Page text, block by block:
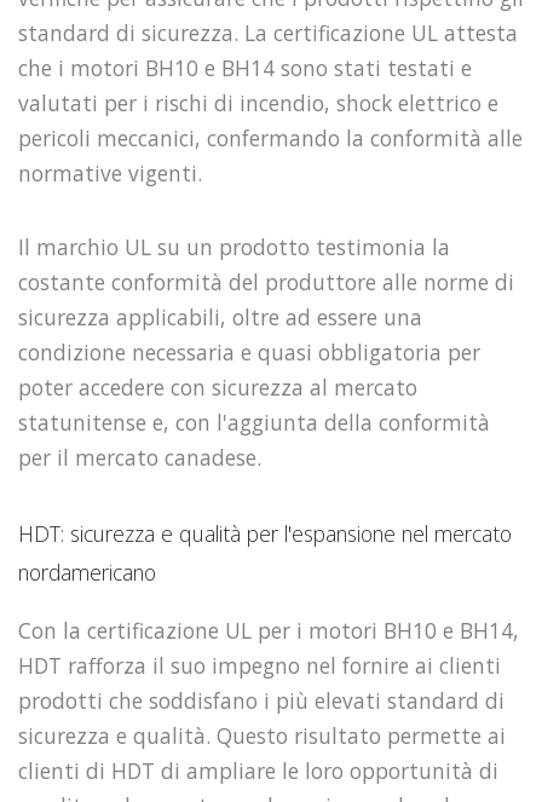
standard di sicurezza. La certificazione UL attesta
che i motori BH10 e BH14 sono stati testati e
valutati per i rischi di incendio, shock elettrico e
pericoli meccanici, confermando la conformità alle
normative vigenti.
Il marchio UL su un prodotto testimonia la
costante conformità del produttore alle norme di
sicurezza applicabili, oltre ad essere una
condizione necessaria e quasi obbligatoria per
poter accedere con sicurezza al mercato
statunitense e, con l'aggiunta della conformità
per il mercato canadese.
HDT: sicurezza e qualità per l'espansione nel mercato
nordamericano
Con la certificazione UL per i motori BH10 e BH14,
HDT rafforza il suo impegno nel fornire ai clienti
prodotti che soddisfano i più elevati standard di
sicurezza e qualità. Questo risultato permette ai
clienti di HDT di ampliare le loro opportunità di